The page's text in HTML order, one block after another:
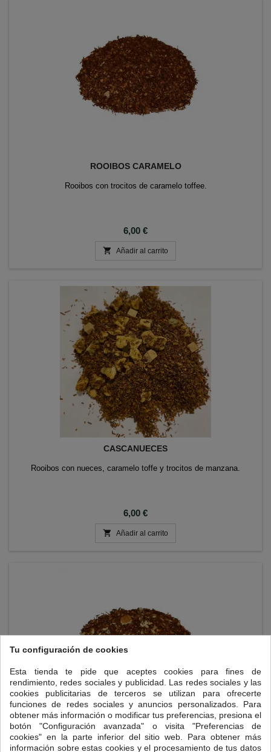
ROOIBOS CARAMELO
Rooibos con trocitos de caramelo toffee.
Precio
6,00 €
 Añadir al carrito
CASCANUECES
Rooibos con nueces, caramelo toffe y trocitos de manzana.
Precio
6,00 €
 Añadir al carrito
ROOIBOS CHAI MASSAI
Tu configuración de cookies
Esta tienda te pide que aceptes cookies para fines de
rendimiento, redes sociales y publicidad. Las redes sociales y las
cookies publicitarias de terceros se utilizan para ofrecerte
funciones de redes sociales y anuncios personalizados. Para
obtener más información o modificar tus preferencias, presiona el
botón "Configuración avanzada" o visita "Preferencias de
cookies" en la parte inferior del sitio web. Para obtener más
información sobre estas cookies y el procesamiento de tus datos